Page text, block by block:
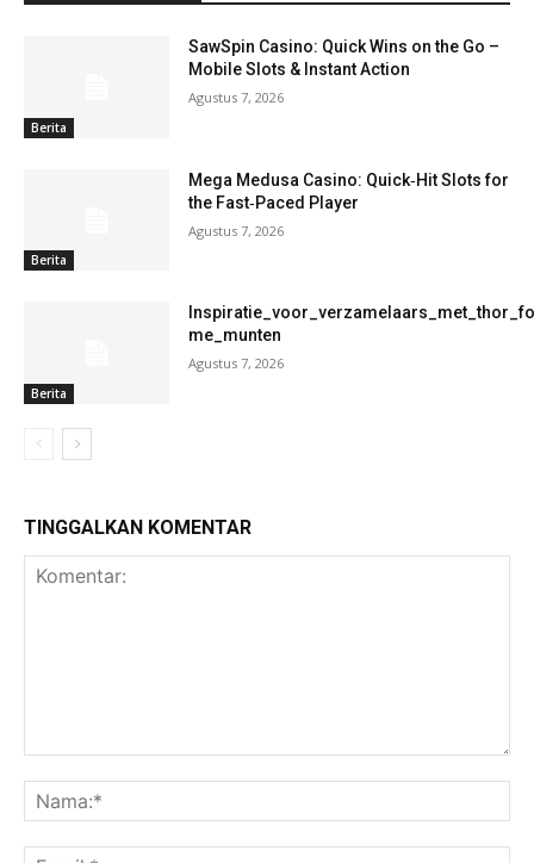
Berita
SawSpin Casino: Quick Wins on the Go –
Mobile Slots & Instant Action
Agustus 7, 2026
Berita
Mega Medusa Casino: Quick‑Hit Slots for
the Fast‑Paced Player
Agustus 7, 2026
Berita
me_munten
Agustus 7, 2026
TINGGALKAN KOMENTAR